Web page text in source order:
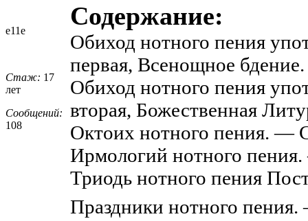
e11e
Стаж: 17
лет
Сообщений:
108
Содержание:
Обиход нотного пения
первая, Всенощное
Обиход нотного пения
вторая, Божественная
Октоих нотного пения. —
Ирмологий нотного
Триодь нотного пения
Праздники нотного